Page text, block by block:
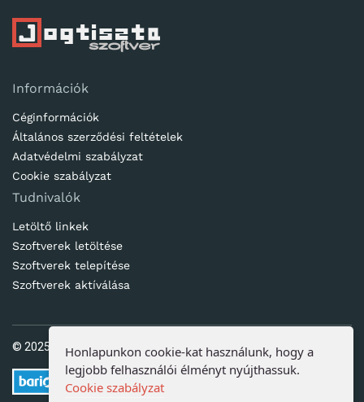
Információk
Céginformációk
Általános szerződési feltételek
Adatvédelmi szabályzat
Cookie szabályzat
Tudnivalók
Letöltő linkek
Szoftverek letöltése
Szoftverek telepítése
Szoftverek aktíválása
© 2025. Ötletes Megoldások Kft | www.jogtisztaszoftver.hu
Honlapunkon cookie-kat használunk, hogy a
legjobb felhasználói élményt nyújthassuk.
Cookie szabályzat